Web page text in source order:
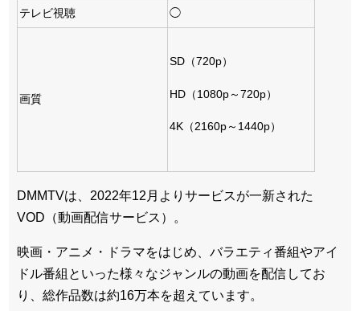
テレビ視聴 ◯
画質
SD（720p）
HD（1080p～720p）
4K（2160p～1440p）
DMMTVは、2022年12月よりサービスが一新された
VOD（動画配信サービス）。
映画・アニメ・ドラマをはじめ、バラエティ番組やアイ
ドル番組といった様々なジャンルの動画を配信してお
り、総作品数は約16万本を超えています。